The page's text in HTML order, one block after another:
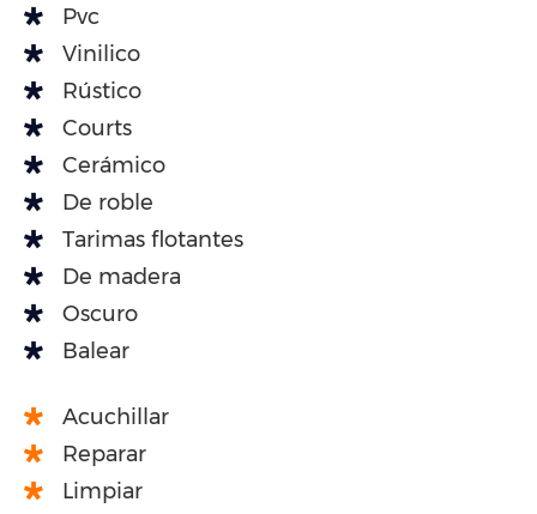
Pvc
Vinilico
Rústico
Courts
Cerámico
De roble
Tarimas flotantes
De madera
Oscuro
Balear
Acuchillar
Reparar
Limpiar